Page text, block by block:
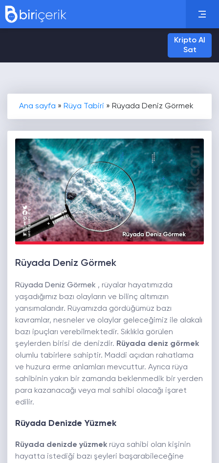
Kripto Al
Sat
Ana sayfa » Rüya Tabiri » Rüyada Deniz Görmek
Rüyada Deniz Görmek
Rüyada Deniz Görmek , rüyalar hayatımızda
yaşadığımız bazı olayların ve bilinç altımızın
yansımalarıdır. Rüyamızda gördüğümüz bazı
kavramlar, nesneler ve olaylar geleceğimiz ile alakalı
bazı ipuçları verebilmektedir. Sıklıkla görülen
şeylerden birisi de denizdir. Rüyada deniz görmek
olumlu tabirlere sahiptir. Maddi açıdan rahatlama
ve huzura erme anlamları mevcuttur. Ayrıca rüya
sahibinin yakın bir zamanda beklenmedik bir yerden
para kazanacağı veya mal sahibi olacağı işaret
edilir.
Rüyada Denizde Yüzmek
Rüyada denizde yüzmek rüya sahibi olan kişinin
hayatta istediği bazı şeyleri başarabileceğine